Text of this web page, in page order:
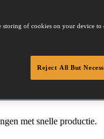
of
met snelle productie.
of cookies on your device to
Reject All But